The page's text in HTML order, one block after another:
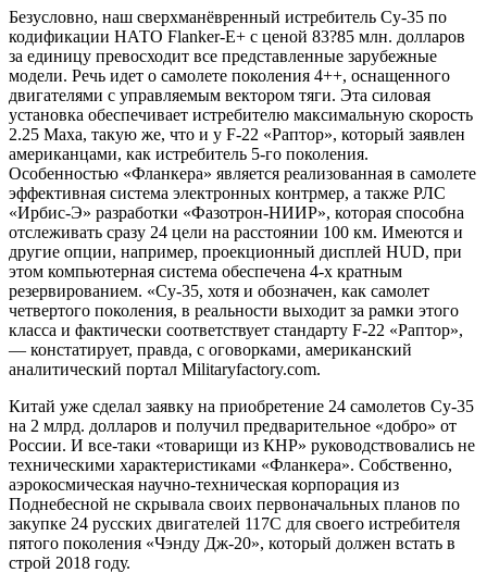
Безусловно, наш сверхманёвренный истребитель Су-35 по
кодификации НАТО Flanker-Е+ с ценой 83?85 млн. долларов
за единицу превосходит все представленные зарубежные
модели. Речь идет о самолете поколения 4++, оснащенного
двигателями с управляемым вектором тяги. Эта силовая
установка обеспечивает истребителю максимальную скорость
2.25 Маха, такую же, что и у F-22 «Раптор», который заявлен
американцами, как истребитель 5-го поколения.
Особенностью «Фланкера» является реализованная в самолете
эффективная система электронных контрмер, а также РЛС
«Ирбис-Э» разработки «Фазотрон-НИИР», которая способна
отслеживать сразу 24 цели на расстоянии 100 км. Имеются и
другие опции, например, проекционный дисплей HUD, при
этом компьютерная система обеспечена 4-х кратным
резервированием. «Су-35, хотя и обозначен, как самолет
четвертого поколения, в реальности выходит за рамки этого
класса и фактически соответствует стандарту F-22 «Раптор»,
— констатирует, правда, с оговорками, американский
аналитический портал Militaryfactory.com.
Китай уже сделал заявку на приобретение 24 самолетов Су-35
на 2 млрд. долларов и получил предварительное «добро» от
России. И все-таки «товарищи из КНР» руководствовались не
техническими характеристиками «Фланкера». Собственно,
аэрокосмическая научно-техническая корпорация из
Поднебесной не скрывала своих первоначальных планов по
закупке 24 русских двигателей 117С для своего истребителя
пятого поколения «Чэнду Дж-20», который должен встать в
строй 2018 году.